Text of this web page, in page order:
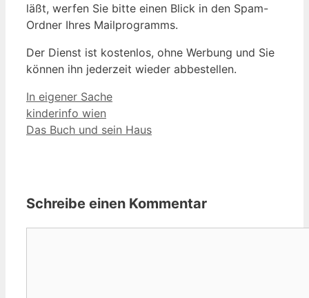
läßt, werfen Sie bitte einen Blick in den Spam-
Ordner Ihres Mailprogramms.
Der Dienst ist kostenlos, ohne Werbung und Sie
können ihn jederzeit wieder abbestellen.
Kategorien
In eigener Sache
kinderinfo wien
Das Buch und sein Haus
Schreibe einen Kommentar